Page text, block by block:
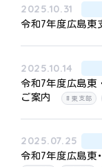
2025.10.31
令和7年度広島東
2025.10.14
令和7年度広島東
ご案内
東支部
2025.07.25
令和7年度広島東